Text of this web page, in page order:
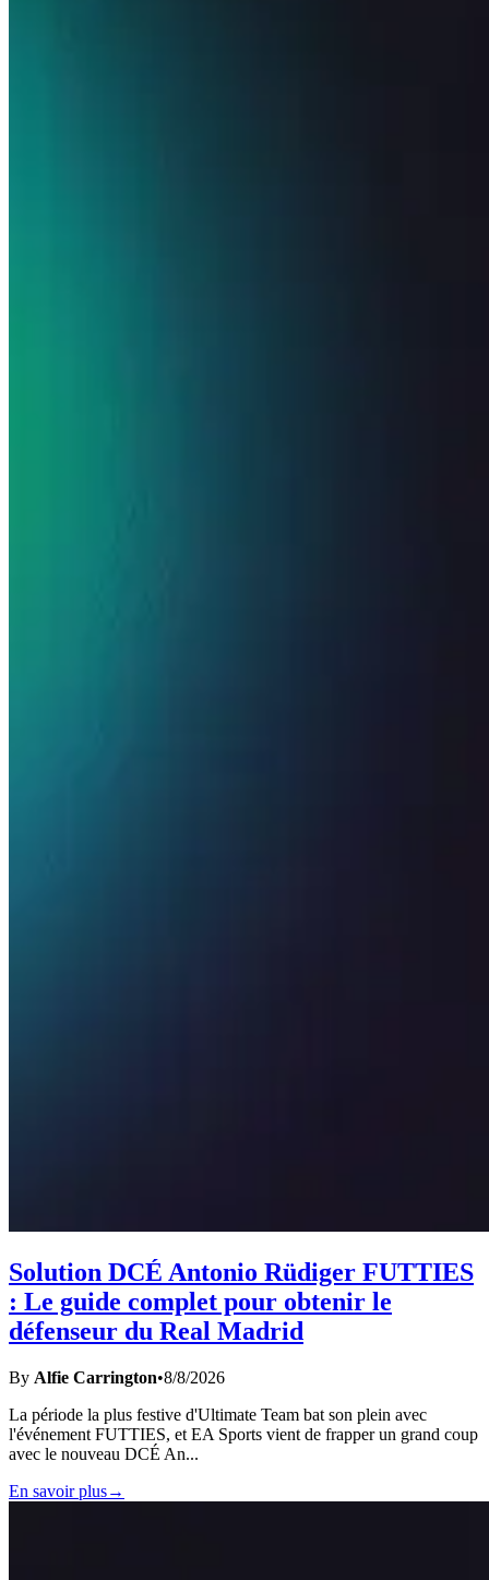
Solution DCÉ Antonio Rüdiger FUTTIES
: Le guide complet pour obtenir le
défenseur du Real Madrid
By Alfie Carrington•8/8/2026
La période la plus festive d'Ultimate Team bat son plein avec
l'événement FUTTIES, et EA Sports vient de frapper un grand coup
avec le nouveau DCÉ An...
En savoir plus→